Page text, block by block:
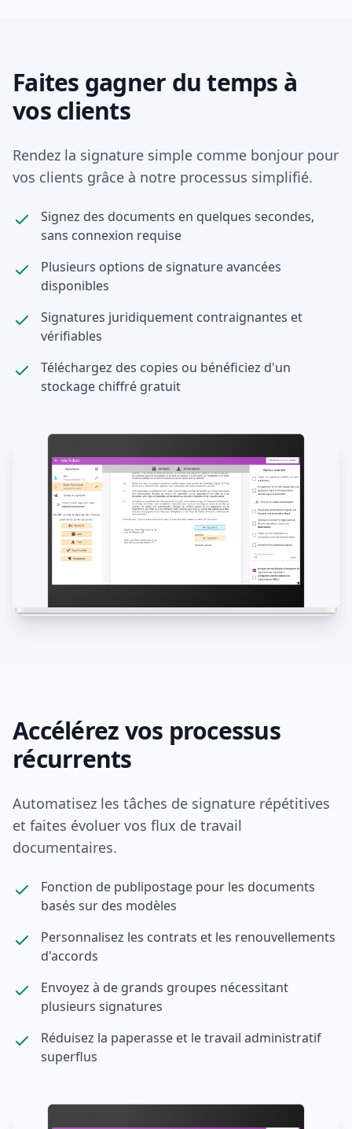
Faites gagner du temps à
vos clients
Rendez la signature simple comme bonjour pour
vos clients grâce à notre processus simplifié.
Signez des documents en quelques secondes,
sans connexion requise
Plusieurs options de signature avancées
disponibles
Signatures juridiquement contraignantes et
vérifiables
Téléchargez des copies ou bénéficiez d'un
stockage chiffré gratuit
Accélérez vos processus
récurrents
Automatisez les tâches de signature répétitives
et faites évoluer vos flux de travail
documentaires.
Fonction de publipostage pour les documents
basés sur des modèles
Personnalisez les contrats et les renouvellements
d'accords
Envoyez à de grands groupes nécessitant
plusieurs signatures
Réduisez la paperasse et le travail administratif
superflus